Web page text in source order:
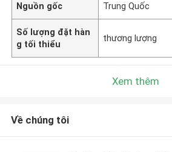
Nguồn gốc Trung Quốc
Số lượng đặt hàn
g tối thiểu
thương lượng
Xem thêm
Về chúng tôi